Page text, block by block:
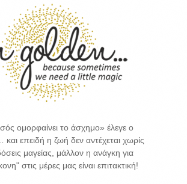
ομορφαίνει το άσχημο» έλεγε ο
επειδή η ζωή δεν αντέχεται χωρίς
μαγείας, μάλλον η ανάγκη για
στις μέρες μας είναι επιτακτική!